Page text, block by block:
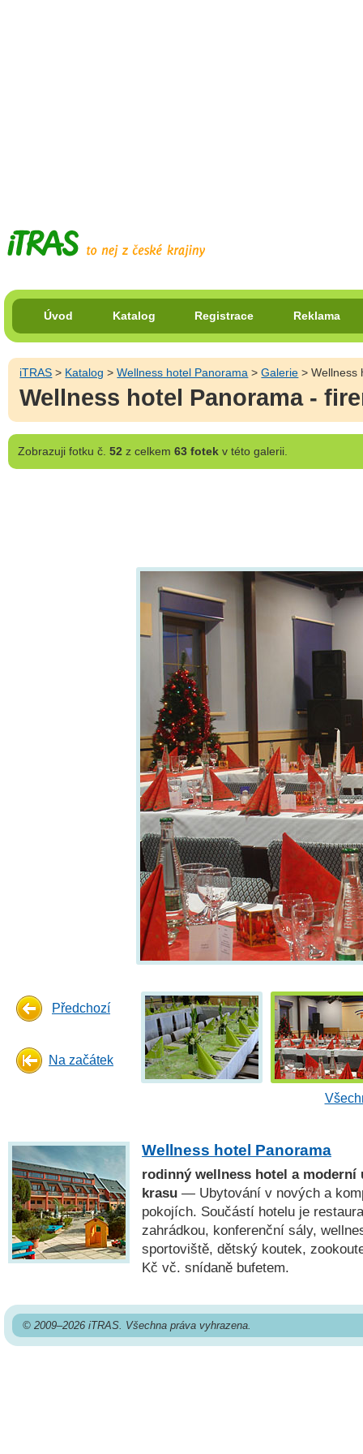
Úvod Katalog Registrace Reklama
iTRAS > Katalog >Wellness hotel Panorama >Galerie > Wellness
Wellness hotel Panorama -
Zobrazujifotku č. 52 z celkem 63 fotekv této galerii.
Předchozí
Na začátek
Wellness hotel Panorama
rodinný wellness hotel a moderní
krasu — Ubytování v nových a
pokojích. Součástí hotelu je
zahrádkou, konferenční sály,
sportoviště, dětský koutek,
Kč vč. snídaně bufetem.
© 2009–2026 iTRAS. Všechna práva vyhrazena.